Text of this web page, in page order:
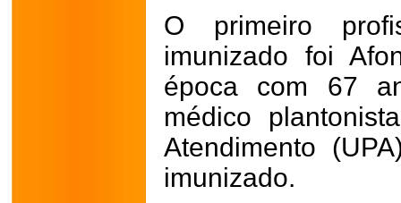
O primeiro
imunizado foi
época com 67
médico
Atendimento
imunizado.